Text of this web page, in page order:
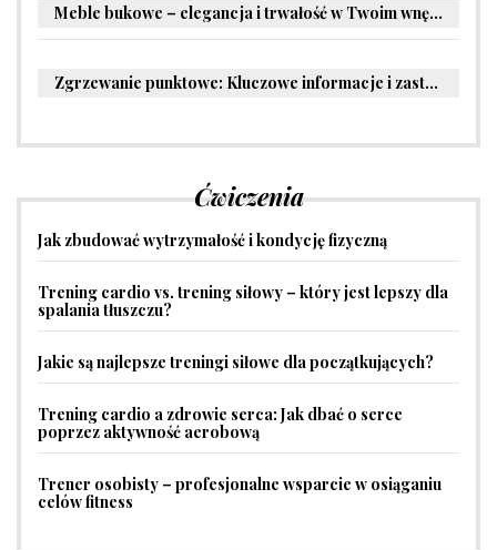
Meble bukowe – elegancja i trwałość w Twoim wnętrzu
Zgrzewanie punktowe: Kluczowe informacje i zastosowania w przemyśle
Ćwiczenia
Jak zbudować wytrzymałość i kondycję fizyczną
Trening cardio vs. trening siłowy – który jest lepszy dla
spalania tłuszczu?
Jakie są najlepsze treningi siłowe dla początkujących?
Trening cardio a zdrowie serca: Jak dbać o serce
poprzez aktywność aerobową
Trener osobisty – profesjonalne wsparcie w osiąganiu
celów fitness